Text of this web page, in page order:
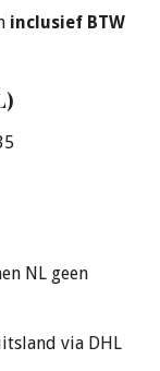
inclusief BTW
NL geen
via DHL